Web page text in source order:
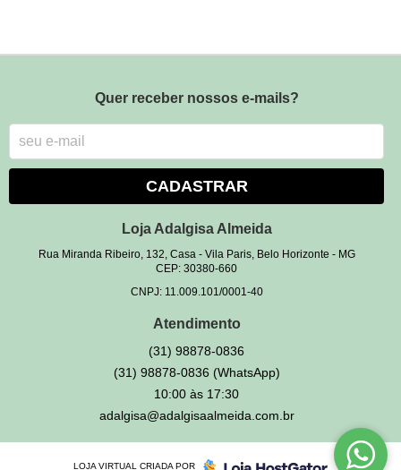
Quer receber nossos e-mails?
CADASTRAR
Loja Adalgisa Almeida
Rua Miranda Ribeiro, 132, Casa- Vila Paris, Belo Horizonte - MG
CEP: 30380-660
CNPJ: 11.009.101/0001-40
Atendimento
(31) 98878-0836
(31) 98878-0836 (WhatsApp)
10:00 às 17:30
adalgisa@adalgisaalmeida.com.br
LOJA VIRTUAL CRIADA POR